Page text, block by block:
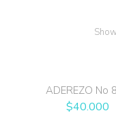
ADEREZO No
$40.000